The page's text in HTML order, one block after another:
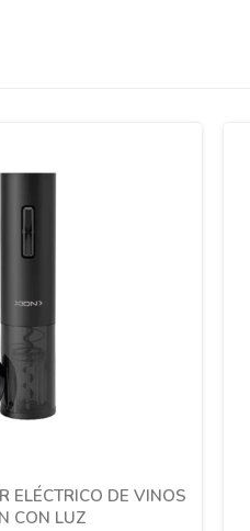
ELÉCTRICO DE VINOS
CON LUZ